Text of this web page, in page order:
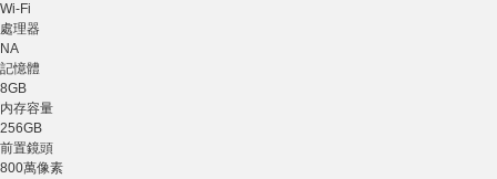
Wi-Fi
處理器
NA
記憶體
8GB
内存容量
256GB
前置鏡頭
800萬像素